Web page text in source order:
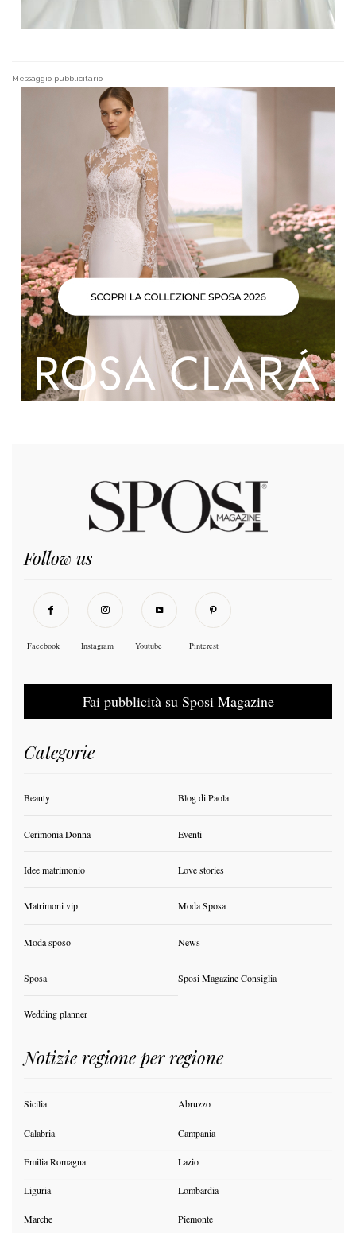
Messaggio pubblicitario
Follow us
Facebook Instagram Youtube Pinterest
Fai pubblicità su Sposi Magazine
Categorie
Beauty Blog di Paola
Cerimonia Donna Eventi
Idee matrimonio Love stories
Matrimoni vip Moda Sposa
Moda sposo News
Sposa Sposi Magazine Consiglia
Wedding planner
Notizie regione per regione
Sicilia Abruzzo
Calabria Campania
Emilia Romagna Lazio
Liguria Lombardia
Marche Piemonte